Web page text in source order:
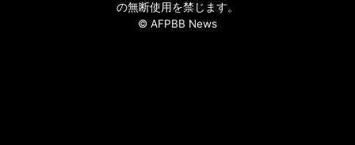
の無断使用を禁じます。
© AFPBB News